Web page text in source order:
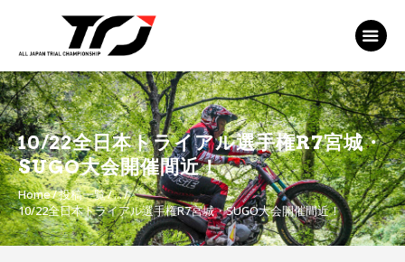
10/22全日本トライアル選手権R7宮城・
SUGO大会開催間近！
Home 投稿一覧 ...
10/22全日本トライアル選手権R7宮城・SUGO大会開催間近！
MFJ 全日本トライアル選手権
EVENT
TRJ ランキング
MSP Motosports
Promotion TOP